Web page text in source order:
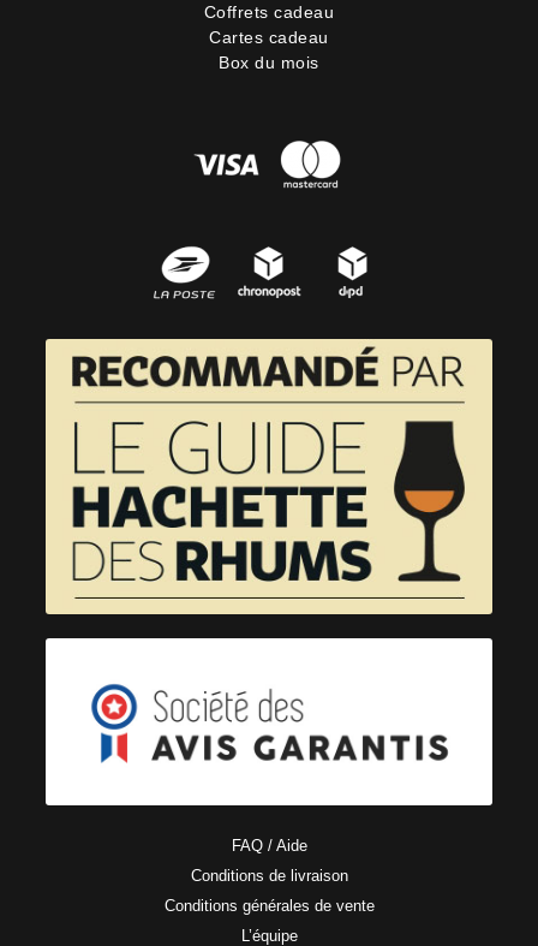
Coffrets cadeau
Cartes cadeau
Box du mois
FAQ / Aide
Conditions de livraison
Conditions générales de vente
L’équipe